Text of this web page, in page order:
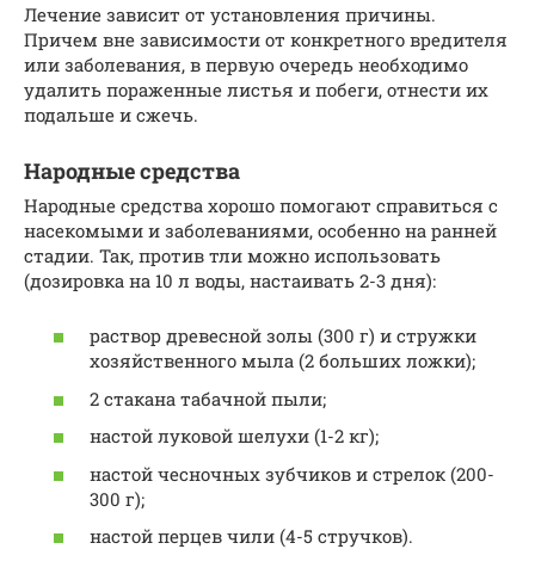
Лечение зависит от установления причины.
Причем вне зависимости от конкретного вредителя
или заболевания, в первую очередь необходимо
удалить пораженные листья и побеги, отнести их
подальше и сжечь.
Народные средства
Народные средства хорошо помогают справиться с
насекомыми и заболеваниями, особенно на ранней
стадии. Так, против тли можно использовать
(дозировка на 10 л воды, настаивать 2-3 дня):
раствор древесной золы (300 г) и стружки
хозяйственного мыла (2 больших ложки);
2 стакана табачной пыли;
настой луковой шелухи (1-2 кг);
настой чесночных зубчиков и стрелок (200-
300 г);
настой перцев чили (4-5 стручков).